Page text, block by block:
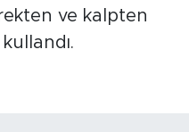
ve kalpten